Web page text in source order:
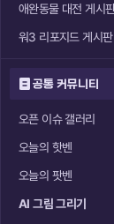
애완동물 대전 게시
워3 리포지드 게시판
공통 커뮤니티
오픈 이슈 갤러리
오늘의 핫벤
오늘의 팟벤
AI 그림 그리기